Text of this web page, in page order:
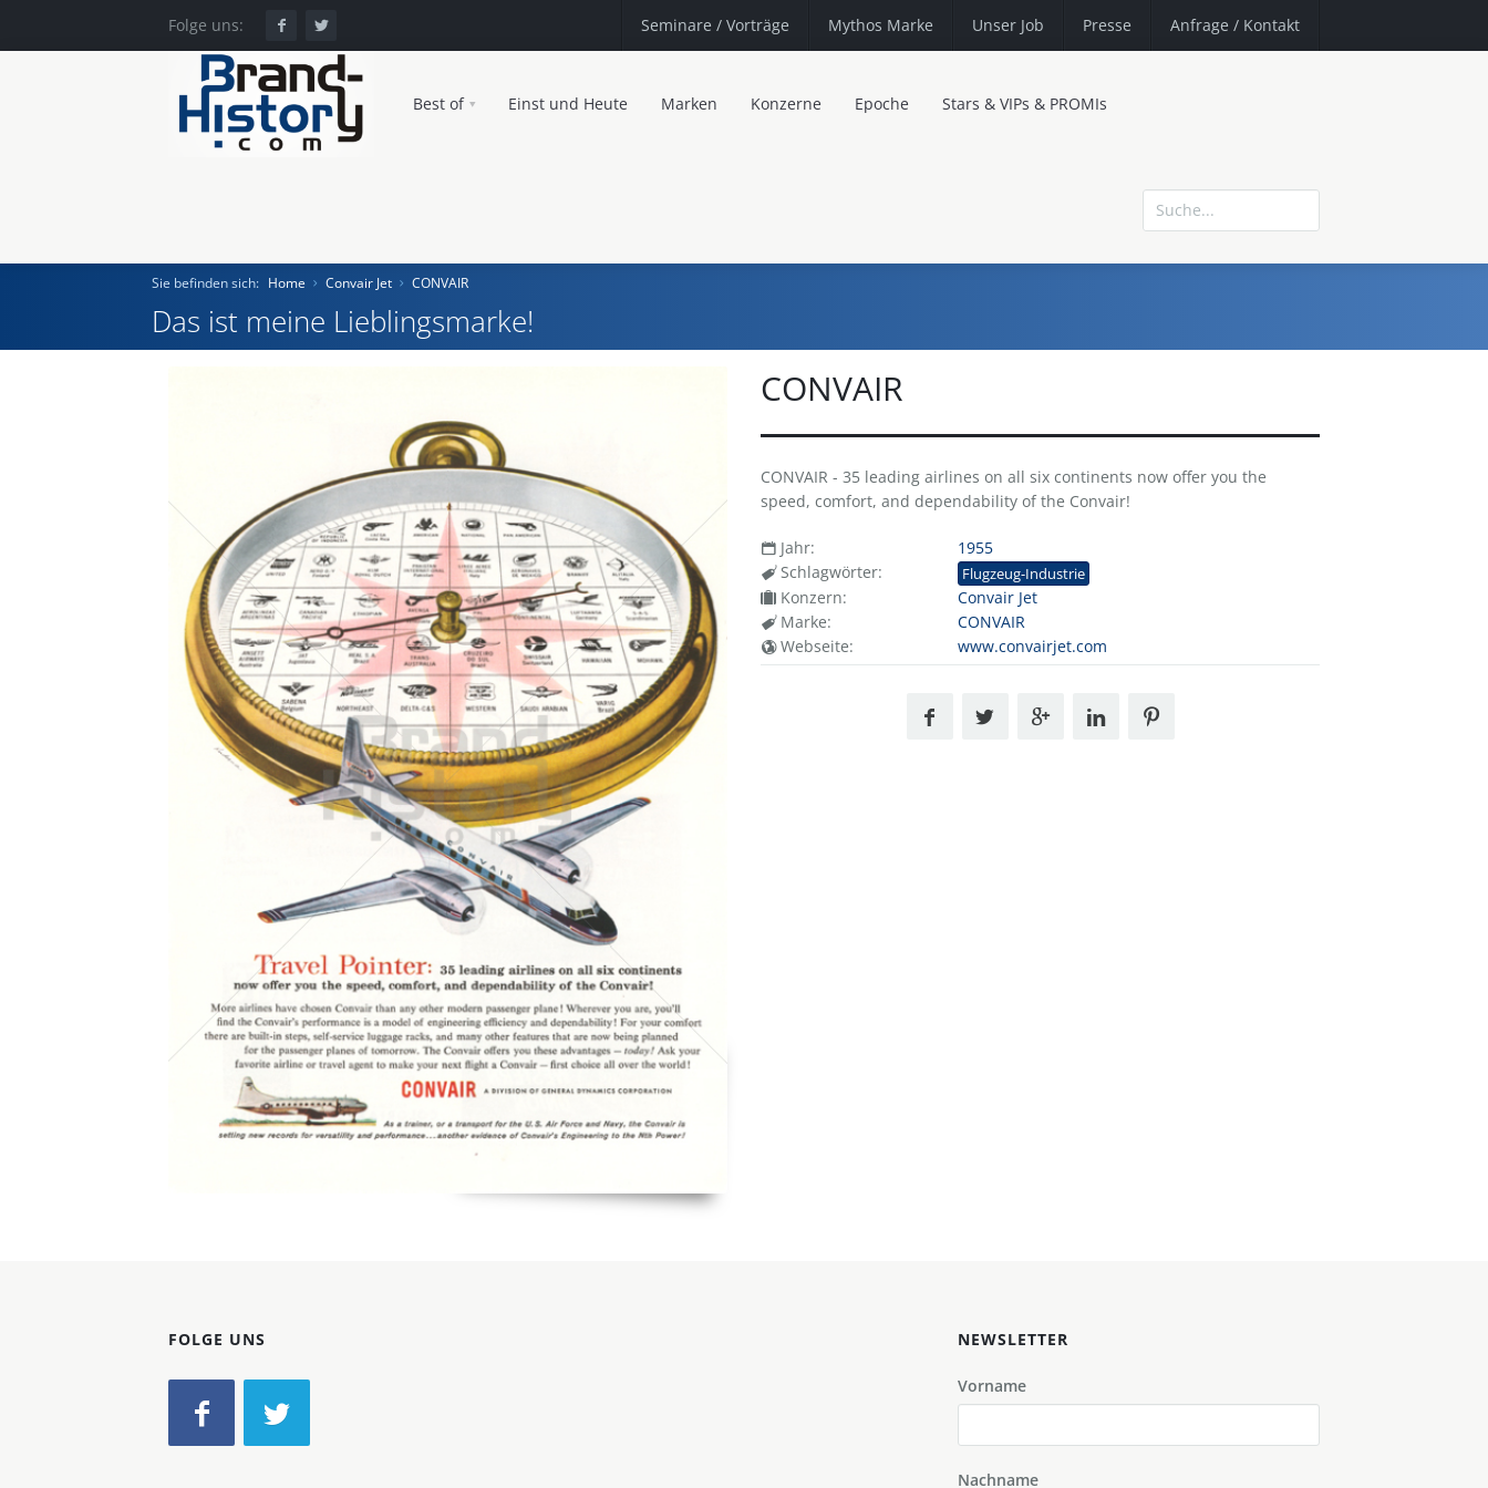
Folge uns: Seminare / Vorträge Mythos Marke Unser Job Presse Anfrage / Kontakt
Best of Einst und Heute Marken Konzerne Epoche Stars & VIPs & PROMIs
Konzerne
Epoche
Sie befinden sich: Home Convair Jet CONVAIR
Das ist meine Lieblingsmarke!
CONVAIR
CONVAIR - 35 leading airlines on all six continents now offer you the
speed, comfort, and dependability of the Convair!
Jahr:
1955
Schlagwörter:
Flugzeug-Industrie
Konzern:
Convair Jet
Marke:
CONVAIR
Webseite:
www.convairjet.com
FOLGE UNS NEWSLETTER
Vorname
Nachname